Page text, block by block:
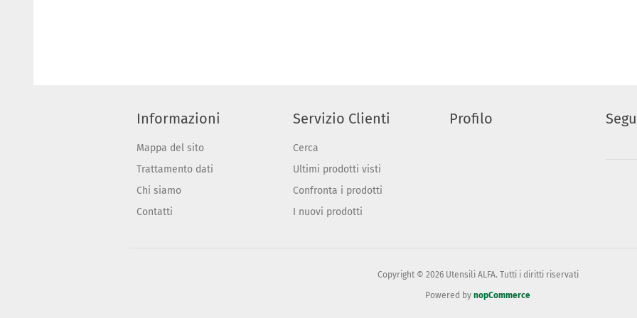
Informazioni
Mappa del sito
Trattamento dati
Chi siamo
Contatti
Servizio Clienti
Cerca
Ultimi prodotti visti
Confronta i prodotti
I nuovi prodotti
Profilo
Copyright © 2026 Utensili ALFA. Tutti i diritti riservati
Powered by nopCommerce